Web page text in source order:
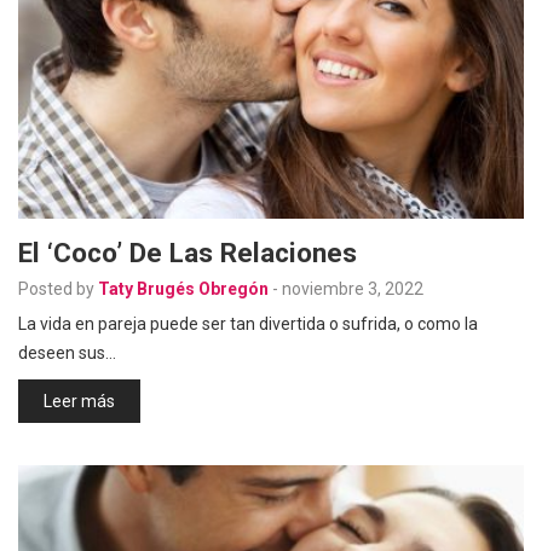
El ‘coco’ De Las Relaciones
Posted by Taty Brugés Obregón - noviembre 3, 2022
La vida en pareja puede ser tan divertida o sufrida, o como la
deseen sus…
Leer más